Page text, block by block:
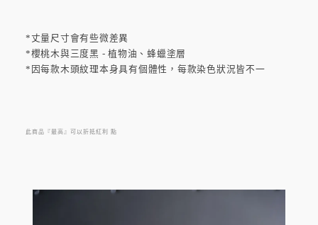
*丈量尺寸會有些微差異
*櫻桃木與三度黑 - 植物油、蜂蠟塗層
*因每款木頭紋理本身具有個體性，每款染色狀況皆不一
此商品『最高』可以折抵紅利 點